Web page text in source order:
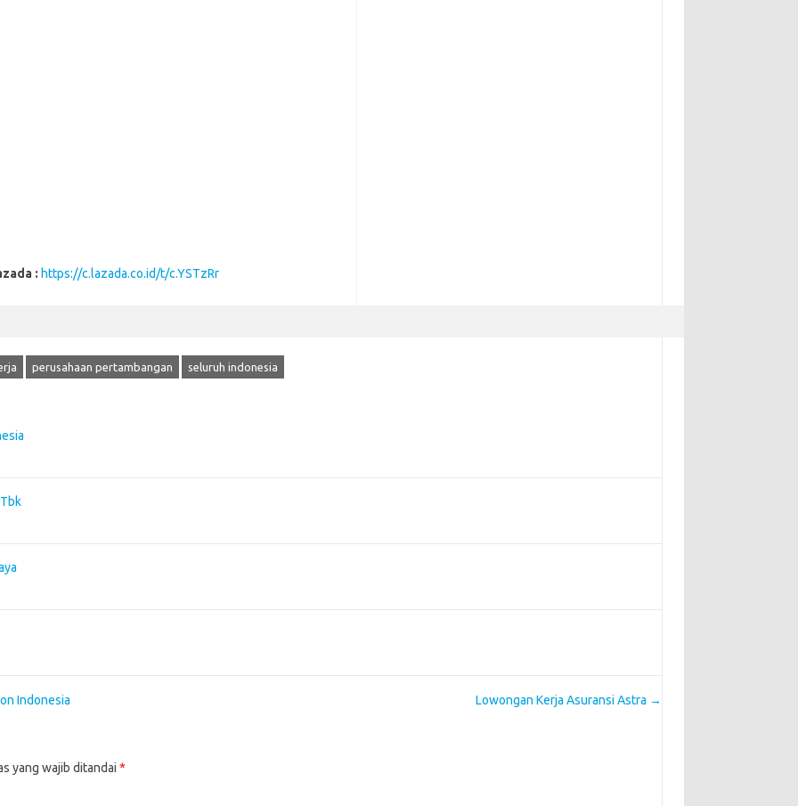
: https://c.lazada.co.id/t/c.YSTzRr
perusahaan pertambangan seluruh indonesia
Indonesia Lowongan Kerja Asuransi Astra →
yang wajib ditandai *